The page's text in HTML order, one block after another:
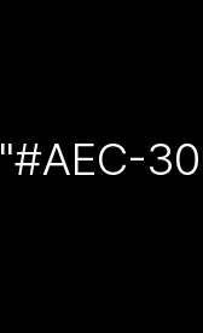
"#AEC-